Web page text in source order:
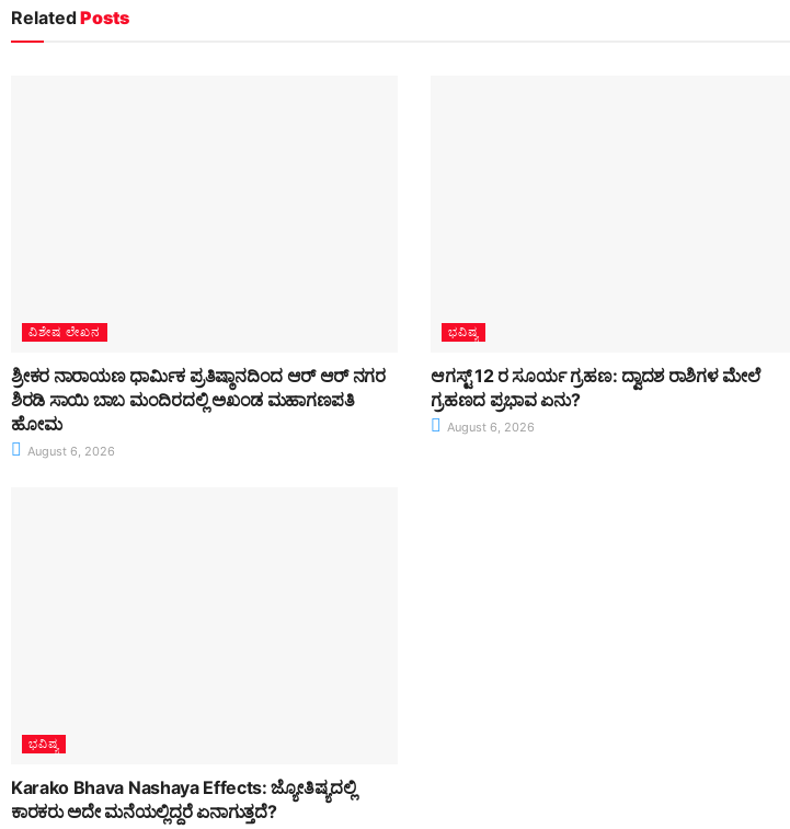
RelatedPosts
ವಿಶೇಷ ಲೇಖನ
ಶ್ರೀಕರ ನಾರಾಯಣ ಧಾರ್ಮಿಕ ಪ್ರತಿಷ್ಠಾನದಿಂದ ಆರ್ ಆರ್ ನಗರ
ಶಿರಡಿ ಸಾಯಿ ಬಾಬ ಮಂದಿರದಲ್ಲಿ ಅಖಂಡ ಮಹಾಗಣಪತಿ
ಹೋಮ
August 6, 2026
ಭವಿಷ್ಯ
ಆಗಸ್ಟ್ 12 ರ ಸೂರ್ಯ ಗ್ರಹಣ: ದ್ವಾದಶ ರಾಶಿಗಳ ಮೇಲೆ
ಗ್ರಹಣದ ಪ್ರಭಾವ ಏನು?
August 6, 2026
ಭವಿಷ್ಯ
Karako Bhava Nashaya Effects: ಜ್ಯೋತಿಷ್ಯದಲ್ಲಿ
ಕಾರಕರು ಅದೇ ಮನೆಯಲ್ಲಿದ್ದರೆ ಏನಾಗುತ್ತದೆ?